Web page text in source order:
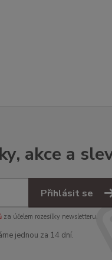
akce a
Přihlásit se
za účelem rozesílky newsletteru.
jednou za 14 dní.